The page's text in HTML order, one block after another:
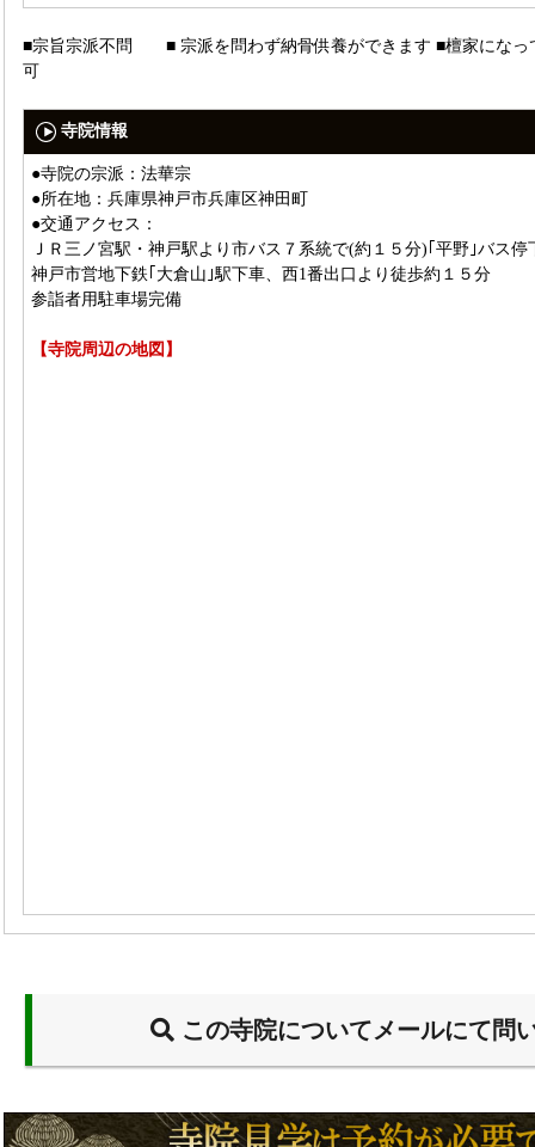
■宗旨宗派不問 ■ 宗派を問わず納骨供養ができます ■檀家にな
可
寺院情報
●寺院の宗派：法華宗
●所在地：兵庫県神戸市兵庫区神田町
●交通アクセス：
ＪＲ三ノ宮駅・神戸駅より市バス７系統で(約１５分)｢平野｣バス停
神戸市営地下鉄｢大倉山｣駅下車、西1番出口より徒歩約１５分
参詣者用駐車場完備
【寺院周辺の地図】
この寺院についてメールにて問